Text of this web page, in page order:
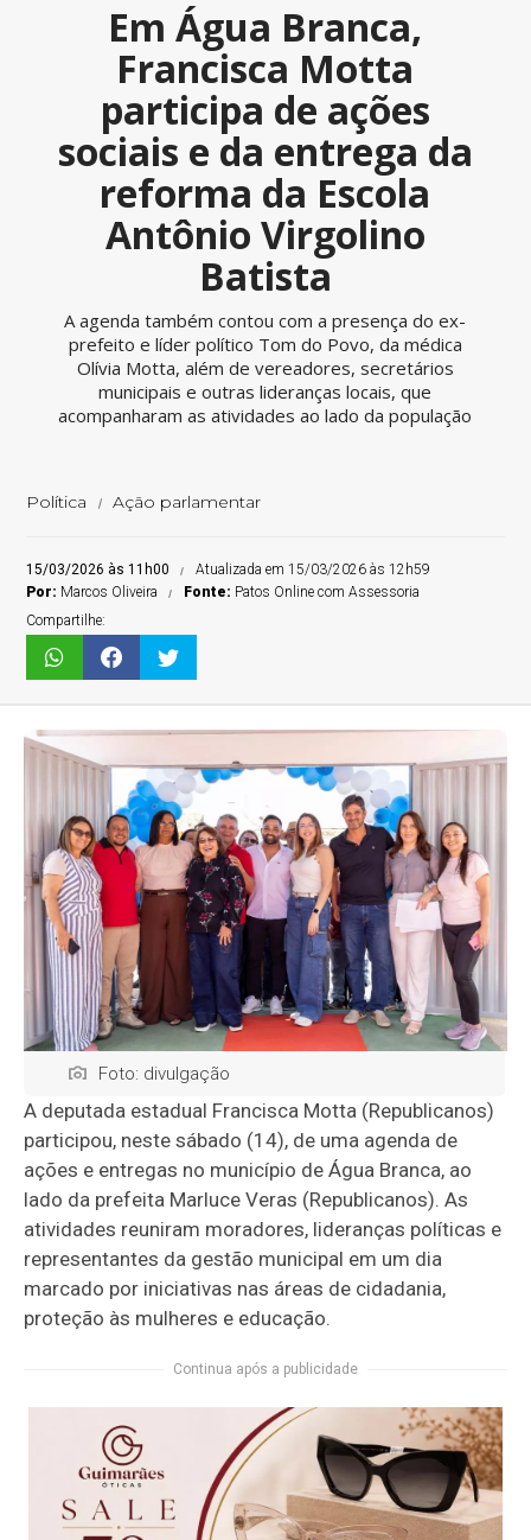
Em Água Branca,
Francisca Motta
participa de ações
sociais e da entrega da
reforma da Escola
Antônio Virgolino
Batista
A agenda também contou com a presença do ex-
prefeito e líder político Tom do Povo, da médica
Olívia Motta, além de vereadores, secretários
municipais e outras lideranças locais, que
acompanharam as atividades ao lado da população
Política Ação parlamentar
15/03/2026 às 11h00
Atualizada em 15/03/2026 às 12h59
Por: Marcos Oliveira Fonte: Patos Online com Assessoria
Compartilhe:
Foto: divulgação
A deputada estadual Francisca Motta (Republicanos)
participou, neste sábado (14), de uma agenda de
ações e entregas no município de Água Branca, ao
lado da prefeita Marluce Veras (Republicanos). As
atividades reuniram moradores, lideranças políticas e
representantes da gestão municipal em um dia
marcado por iniciativas nas áreas de cidadania,
proteção às mulheres e educação.
Continua após a publicidade